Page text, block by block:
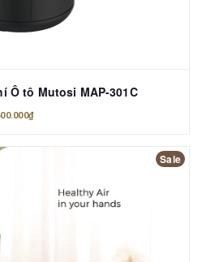
Ô tô Mutosi MAP-301C
Sale